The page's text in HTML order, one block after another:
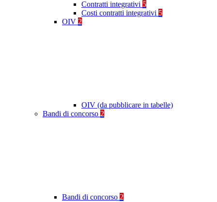
Contratti integrativi 5
Costi contratti integrativi 5
OIV 2
OIV (da pubblicare in tabelle)
Bandi di concorso 2
Bandi di concorso 2